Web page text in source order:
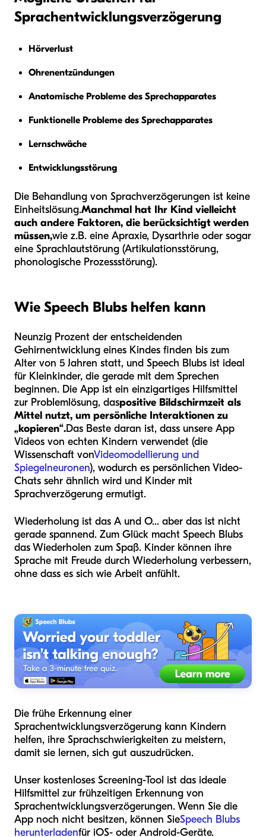
Sprachentwicklungsverzögerung
Hörverlust
Ohrenentzündungen
Anatomische Probleme des Sprechapparates
Funktionelle Probleme des Sprechapparates
Lernschwäche
Entwicklungsstörung
Die Behandlung von Sprachverzögerungen ist keine
Einheitslösung.Manchmal hat Ihr Kind vielleicht
auch andere Faktoren, die berücksichtigt werden
müssen,wie z.B. eine Apraxie, Dysarthrie oder sogar
eine Sprachlautstörung (Artikulationsstörung,
phonologische Prozessstörung).
Wie Speech Blubs helfen kann
Neunzig Prozent der entscheidenden
Gehirnentwicklung eines Kindes finden bis zum
Alter von 5 Jahren statt, und Speech Blubs ist ideal
für Kleinkinder, die gerade mit dem Sprechen
beginnen. Die App ist ein einzigartiges Hilfsmittel
zur Problemlösung, daspositive Bildschirmzeit als
Mittel nutzt, um persönliche Interaktionen zu
„kopieren“.Das Beste daran ist, dass unsere App
Videos von echten Kindern verwendet (die
Wissenschaft vonVideomodellierung und
Spiegelneuronen), wodurch es persönlichen Video-
Chats sehr ähnlich wird und Kinder mit
Sprachverzögerung ermutigt.
Wiederholung ist das A und O... aber das ist nicht
gerade spannend. Zum Glück macht Speech Blubs
das Wiederholen zum Spaß. Kinder können ihre
Sprache mit Freude durch Wiederholung verbessern,
ohne dass es sich wie Arbeit anfühlt.
Die frühe Erkennung einer
Sprachentwicklungsverzögerung kann Kindern
helfen, ihre Sprachschwierigkeiten zu meistern,
damit sie lernen, sich gut auszudrücken.
Unser kostenloses Screening-Tool ist das ideale
Hilfsmittel zur frühzeitigen Erkennung von
Sprachentwicklungsverzögerungen. Wenn Sie die
App noch nicht besitzen, können SieSpeech Blubs
herunterladenfür iOS- oder Android-Geräte.